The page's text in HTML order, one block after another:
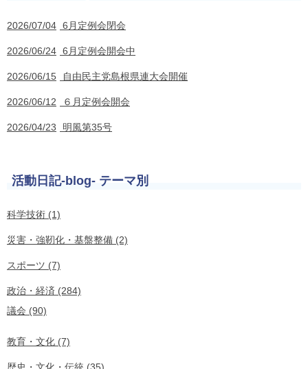
2026/07/04 6月定例会閉会
2026/06/24 6月定例会開会中
2026/06/15 自由民主党島根県連大会開催
2026/06/12 ６月定例会開会
2026/04/23 明風第35号
活動日記-blog- テーマ別
科学技術 (1)
災害・強靭化・基盤整備 (2)
スポーツ (7)
政治・経済 (284)
議会 (90)
教育・文化 (7)